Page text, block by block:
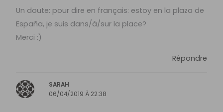
Un doute: pour dire en français: estoy en la plaza de
España, je suis dans/à/sur la place?
Merci :)
Répondre
SARAH
06/04/2019 À 22:38